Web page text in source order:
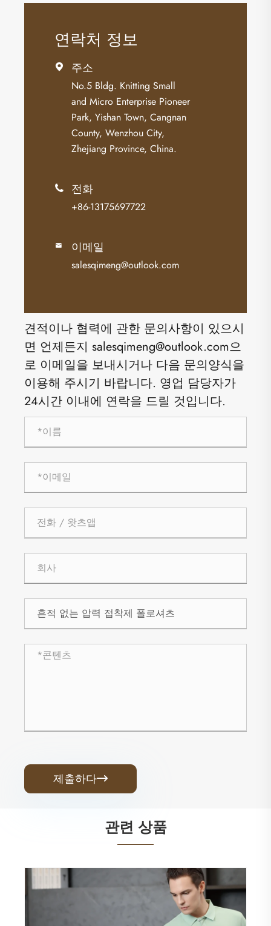
연락처 정보
 주소
No.5 Bldg. Knitting Small
and Micro Enterprise Pioneer
Park, Yishan Town, Cangnan
County, Wenzhou City,
Zhejiang Province, China.
 전화
+86-13175697722
 이메일
salesqimeng@outlook.com
견적이나 협력에 관한 문의사항이 있으시
면 언제든지 salesqimeng@outlook.com으
로 이메일을 보내시거나 다음 문의양식을
이용해 주시기 바랍니다. 영업 담당자가
24시간 이내에 연락을 드릴 것입니다.
제출하다
관련 상품